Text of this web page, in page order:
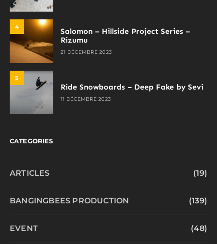
4
Salomon – Hillside Project Series –
Rizumu
21 DÉCEMBRE 2023
5
Ride Snowboards – Deep Fake by Sevi
11 DÉCEMBRE 2023
CATEGORIES
ARTICLES (19)
BANGINGBEES PRODUCTION (139)
EVENT (48)